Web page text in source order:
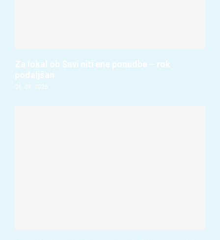
Za lokal ob Savi niti ene ponudbe – rok
podaljšan
06. 08. 2026